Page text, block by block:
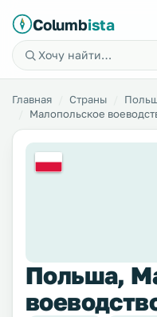
Columbista
Главная Страны
Малопольское
Польша,